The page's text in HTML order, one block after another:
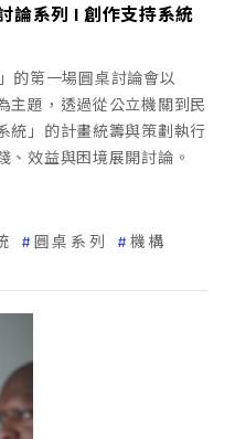
論系列 I ――創作支持系統
的第一場圓桌討論會以
主題，透過從公立機關到民
統」的計畫統籌與策劃執行
、效益與困境展開討論。
圓桌系列 機構